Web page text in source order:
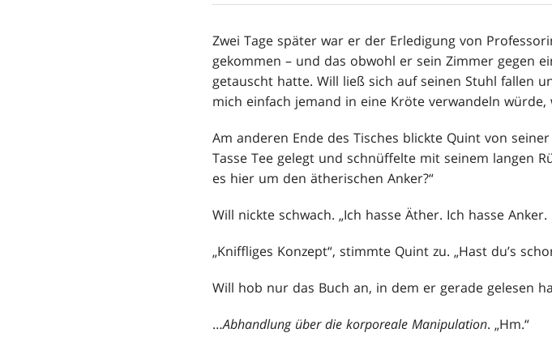
Zwei Tage später war er der Erledigung von
gekommen – und das obwohl er sein Zimmer gegen
getauscht hatte. Will ließ sich auf seinen Stuhl fallen
mich einfach jemand in eine Kröte verwandeln
Am anderen Ende des Tisches blickte Quint von
Tasse Tee gelegt und schnüffelte mit seinem langen
es hier um den ätherischen Anker?“
Will nickte schwach. „Ich hasse Äther. Ich hasse Anker.
„Kniffliges Konzept“, stimmte Quint zu. „Hast du’s
Will hob nur das Buch an, in dem er gerade gelesen
…Abhandlung über die korporeale Manipulation. „Hm.“